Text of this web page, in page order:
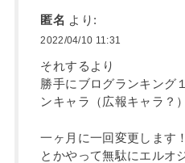
匿名 より:
2022/04/10 11:31
それするより
勝手にブログランキング
ンキャラ（広報キャラ？
一ヶ月に一回変更します！
とかやって無駄にエルオ